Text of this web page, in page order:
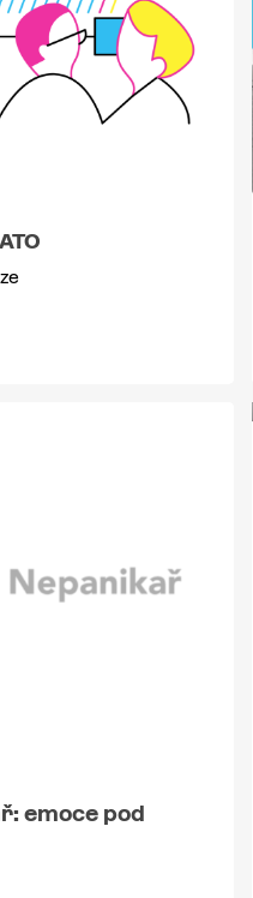
emoce pod